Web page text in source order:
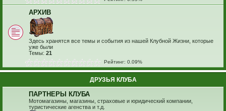
АРХИВ
Здесь хранятся все темы и события из нашей Клубной Жизни, которые
уже были
Темы: 21
Рейтинг: 0.09%
ДРУЗЬЯ КЛУБА
ПАРТНЕРЫ КЛУБА
Мотомагазины, магазины, страховые и юридический компании,
туристические агенства и т.д.